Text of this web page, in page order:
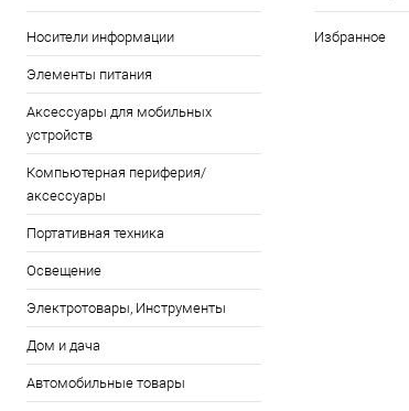
Носители информации
Элементы питания
Аксессуары для мобильных
устройств
Компьютерная периферия/
аксессуары
Портативная техника
Освещение
Электротовары, Инструменты
Дом и дача
Автомобильные товары
Избранное